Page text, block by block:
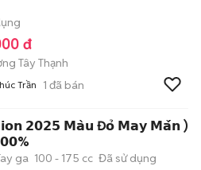
đ
Tây Thạnh
Trần 1 đã bán
𝟮𝟬𝟮𝟱 𝗠𝗮̀𝘂 Đ𝗼̉ 𝗠𝗮𝘆 𝗠𝗮̆́𝗻 )
ga 100 - 175 cc Đã sử dụng